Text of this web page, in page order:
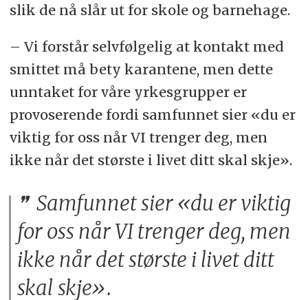
slik de nå slår ut for skole og barnehage.
– Vi forstår selvfølgelig at kontakt med
smittet må bety karantene, men dette
unntaket for våre yrkesgrupper er
provoserende fordi samfunnet sier «du er
viktig for oss når VI trenger deg, men
ikke når det største i livet ditt skal skje».
Samfunnet sier «du er viktig
for oss når VI trenger deg, men
ikke når det største i livet ditt
skal skje».